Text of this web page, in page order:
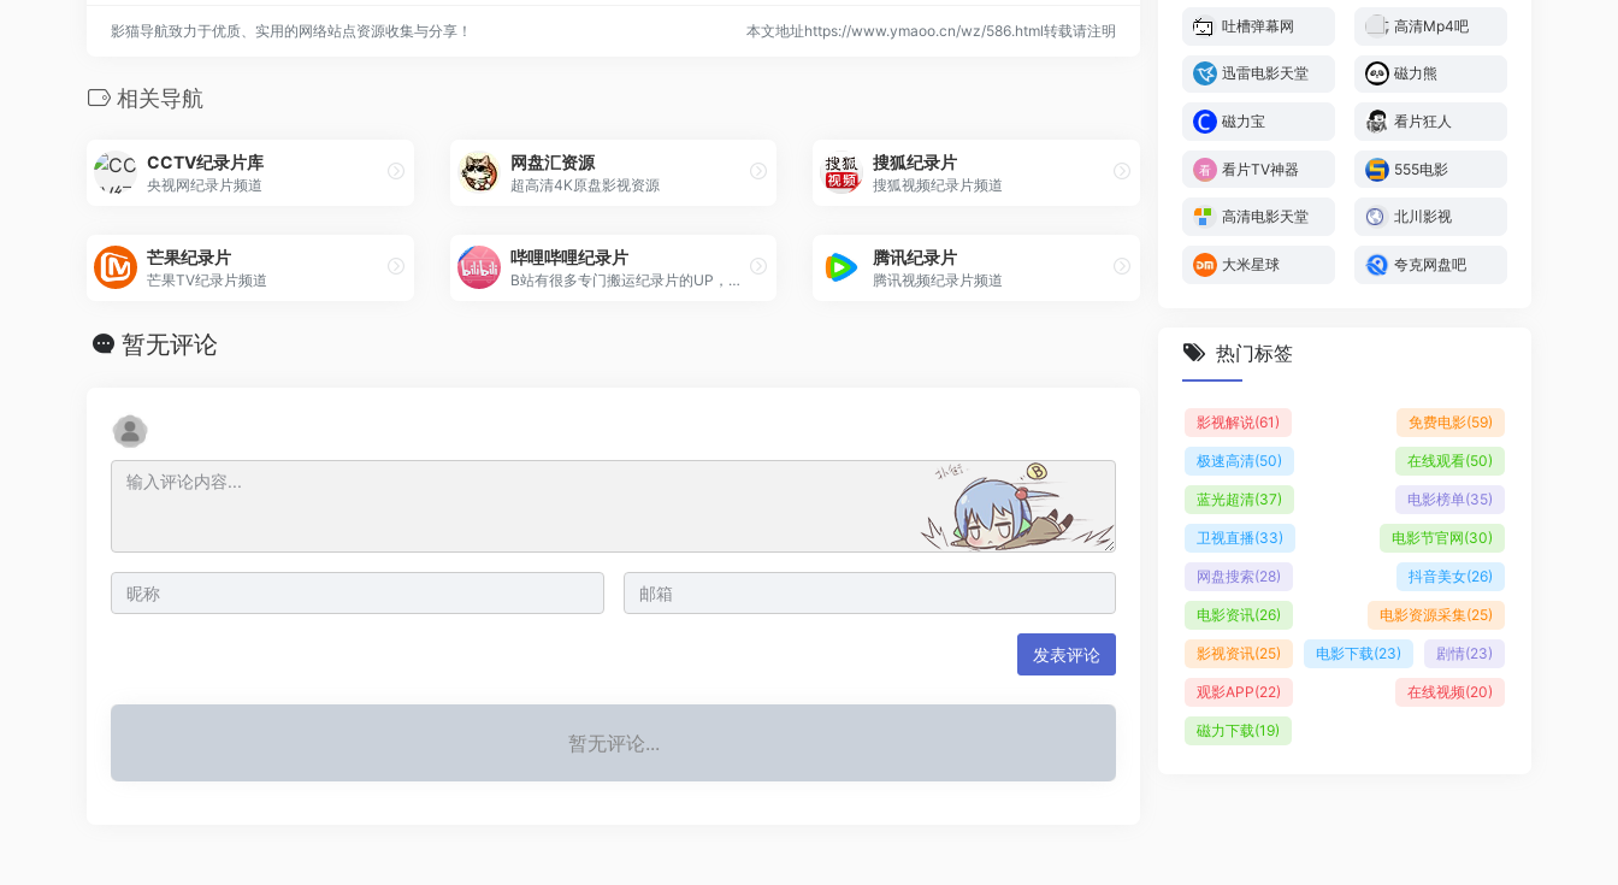
影猫导航致力于优质、实用的网络站点资源收集与分享！ 本文地址https://www.ymaoo.cn/wz/586.html转载请注明
相关导航
CCTV纪录片库
央视网纪录片频道
网盘汇资源
超高清4K原盘影视资源
搜狐纪录片
搜狐视频纪录片频道
芒果纪录片
芒果TV纪录片频道
哔哩哔哩纪录片
B站有很多专门搬运纪录片的UP，纪录片资源丰富
腾讯纪录片
腾讯视频纪录片频道
暂无评论
发表评论
暂无评论...
吐槽弹幕网 高清Mp4吧
迅雷电影天堂 磁力熊
磁力宝 看片狂人
看片TV神器 555电影
高清电影天堂 北川影视
大米星球 夸克网盘吧
热门标签
影视解说(61) 免费电影(59)
极速高清(50) 在线观看(50)
蓝光超清(37) 电影榜单(35)
卫视直播(33) 电影节官网(30)
网盘搜索(28) 抖音美女(26)
电影资讯(26) 电影资源采集(25)
影视资讯(25) 电影下载(23) 剧情(23)
观影APP(22) 在线视频(20)
磁力下载(19)